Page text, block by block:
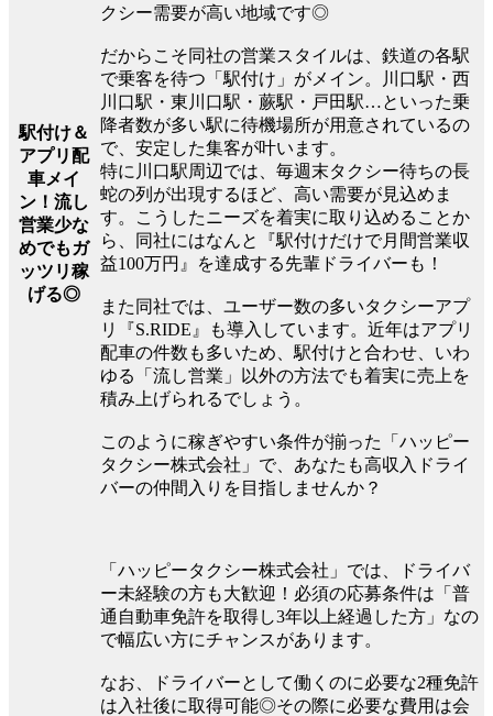
駅付け＆
アプリ配
車メイ
ン！流し
営業少な
めでもガ
ッツリ稼
げる◎
クシー需要が高い地域です◎
だからこそ同社の営業スタイルは、鉄道の各駅
で乗客を待つ「駅付け」がメイン。川口駅・西
川口駅・東川口駅・蕨駅・戸田駅…といった乗
降者数が多い駅に待機場所が用意されているの
で、安定した集客が叶います。
特に川口駅周辺では、毎週末タクシー待ちの長
蛇の列が出現するほど、高い需要が見込めま
す。こうしたニーズを着実に取り込めることか
ら、同社にはなんと『駅付けだけで月間営業収
益100万円』を達成する先輩ドライバーも！
また同社では、ユーザー数の多いタクシーアプ
リ『S.RIDE』も導入しています。近年はアプリ
配車の件数も多いため、駅付けと合わせ、いわ
ゆる「流し営業」以外の方法でも着実に売上を
積み上げられるでしょう。
このように稼ぎやすい条件が揃った「ハッピー
タクシー株式会社」で、あなたも高収入ドライ
バーの仲間入りを目指しませんか？
「ハッピータクシー株式会社」では、ドライバ
ー未経験の方も大歓迎！必須の応募条件は「普
通自動車免許を取得し3年以上経過した方」なの
で幅広い方にチャンスがあります。
なお、ドライバーとして働くのに必要な2種免許
は入社後に取得可能◎その際に必要な費用は会